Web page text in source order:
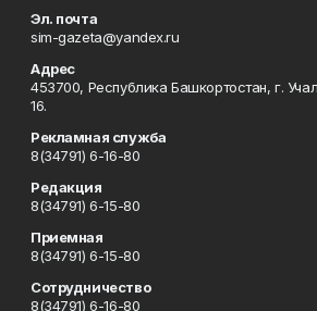
Эл. почта
sim-gazeta@yandex.ru
Адрес
453700, Республика Башкортостан, г.
16.
Рекламная служба
8(34791) 6-16-80
Редакция
8(34791) 6-15-80
Приемная
8(34791) 6-15-80
Сотрудничество
8(34791) 6-16-80